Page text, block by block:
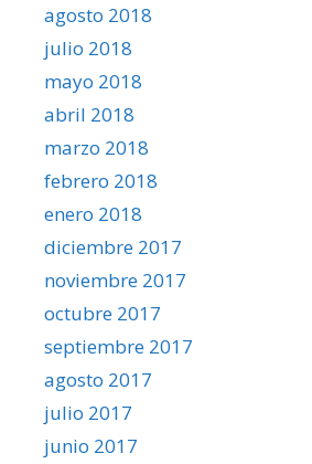
agosto 2018
julio 2018
mayo 2018
abril 2018
marzo 2018
febrero 2018
enero 2018
diciembre 2017
noviembre 2017
octubre 2017
septiembre 2017
agosto 2017
julio 2017
junio 2017